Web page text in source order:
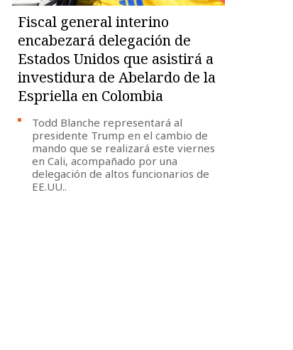
Fiscal general interino
encabezará delegación de
Estados Unidos que asistirá a
investidura de Abelardo de la
Espriella en Colombia
Todd Blanche representará al
presidente Trump en el cambio de
mando que se realizará este viernes
en Cali, acompañado por una
delegación de altos funcionarios de
EE.UU..